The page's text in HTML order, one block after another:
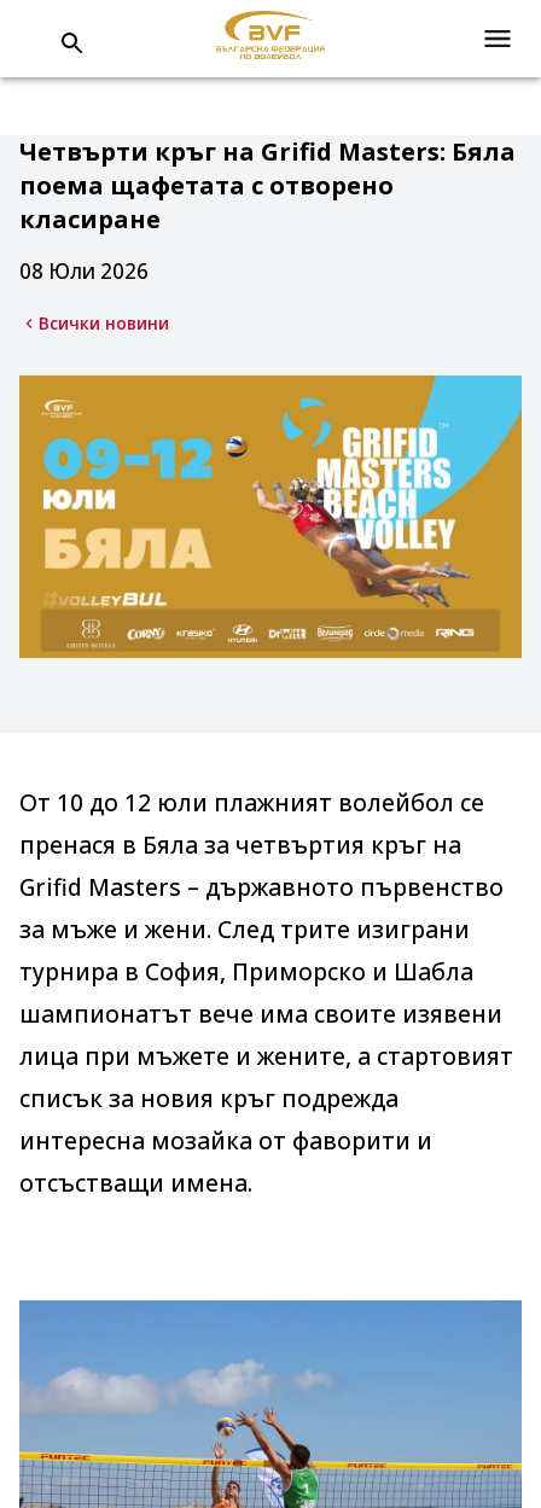
Четвърти кръг на Grifid Masters: Бяла
поема щафетата с отворено
класиране
08 Юли 2026
Всички новини
От 10 до 12 юли плажният волейбол се
пренася в Бяла за четвъртия кръг на
Grifid Masters – държавното първенство
за мъже и жени. След трите изиграни
турнира в София, Приморско и Шабла
шампионатът вече има своите изявени
лица при мъжете и жените, а стартовият
списък за новия кръг подрежда
интересна мозайка от фаворити и
отсъстващи имена.